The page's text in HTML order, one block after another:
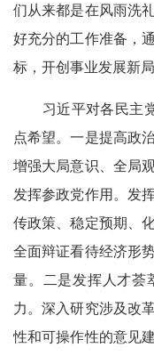
们从来都是在风雨洗
好充分的工作准备，
标，开创事业发展新局
习近平对各民主党
点希望。一是提高政
增强大局意识、全局
发挥参政党作用。发
传政策、稳定预期、
全面辩证看待经济形
量。二是发挥人才荟
力。深入研究涉及改
性和可操作性的意见